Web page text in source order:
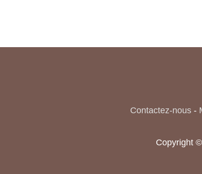
Contactez-nous-
Copyright